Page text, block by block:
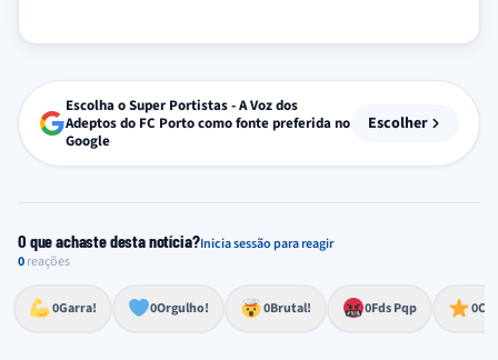
Escolha o Super Portistas - A Voz dos
Adeptos do FC Porto como fonte preferida no
Google
Escolher
O que achaste desta notícia?Inicia sessão para reagir
0reações
0Garra!
Esforço, determinação, aprovação forte
0Orgulho!
Lealdade, amor clubístico, sentimento profundo
0Brutal!
Impressionante, chocante, de grande impacto 0Fds Pqp
Reação de desespero, raiva, frustração ou espanto extremo 0
Excelência, destaque, o melhor